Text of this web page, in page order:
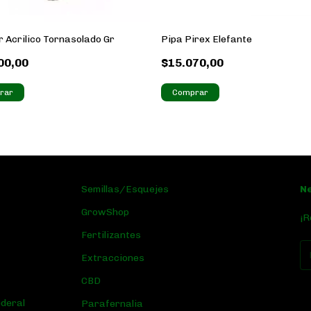
Acrilico Tornasolado Gr Pipa Pirex Elefante
$15.070,00
Comprar
Semillas/Esquejes
GrowShop
Fertilizantes
Extracciones
CBD
Parafernalia